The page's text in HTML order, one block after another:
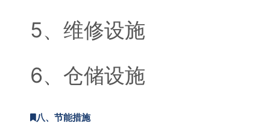
5、维修设施
6、仓储设施
八、节能措施